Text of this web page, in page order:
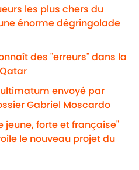
les plus chers du
énorme dégringolade
des "erreurs" dans la
ultimatum envoyé par
Gabriel Moscardo
jeune, forte et française"
le nouveau projet du